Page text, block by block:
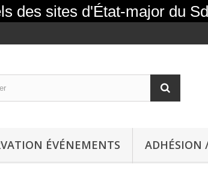
des sites d'État-major du
ÉVÉNEMENTS ADHÉSION